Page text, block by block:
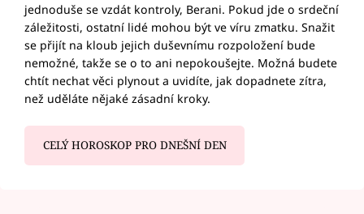
jednoduše se vzdát kontroly, Berani. Pokud jde o srdeční
záležitosti, ostatní lidé mohou být ve víru zmatku. Snažit
se přijít na kloub jejich duševnímu rozpoložení bude
nemožné, takže se o to ani nepokoušejte. Možná budete
chtít nechat věci plynout a uvidíte, jak dopadnete zítra,
než uděláte nějaké zásadní kroky.
CELÝ HOROSKOP PRO DNEŠNÍ DEN